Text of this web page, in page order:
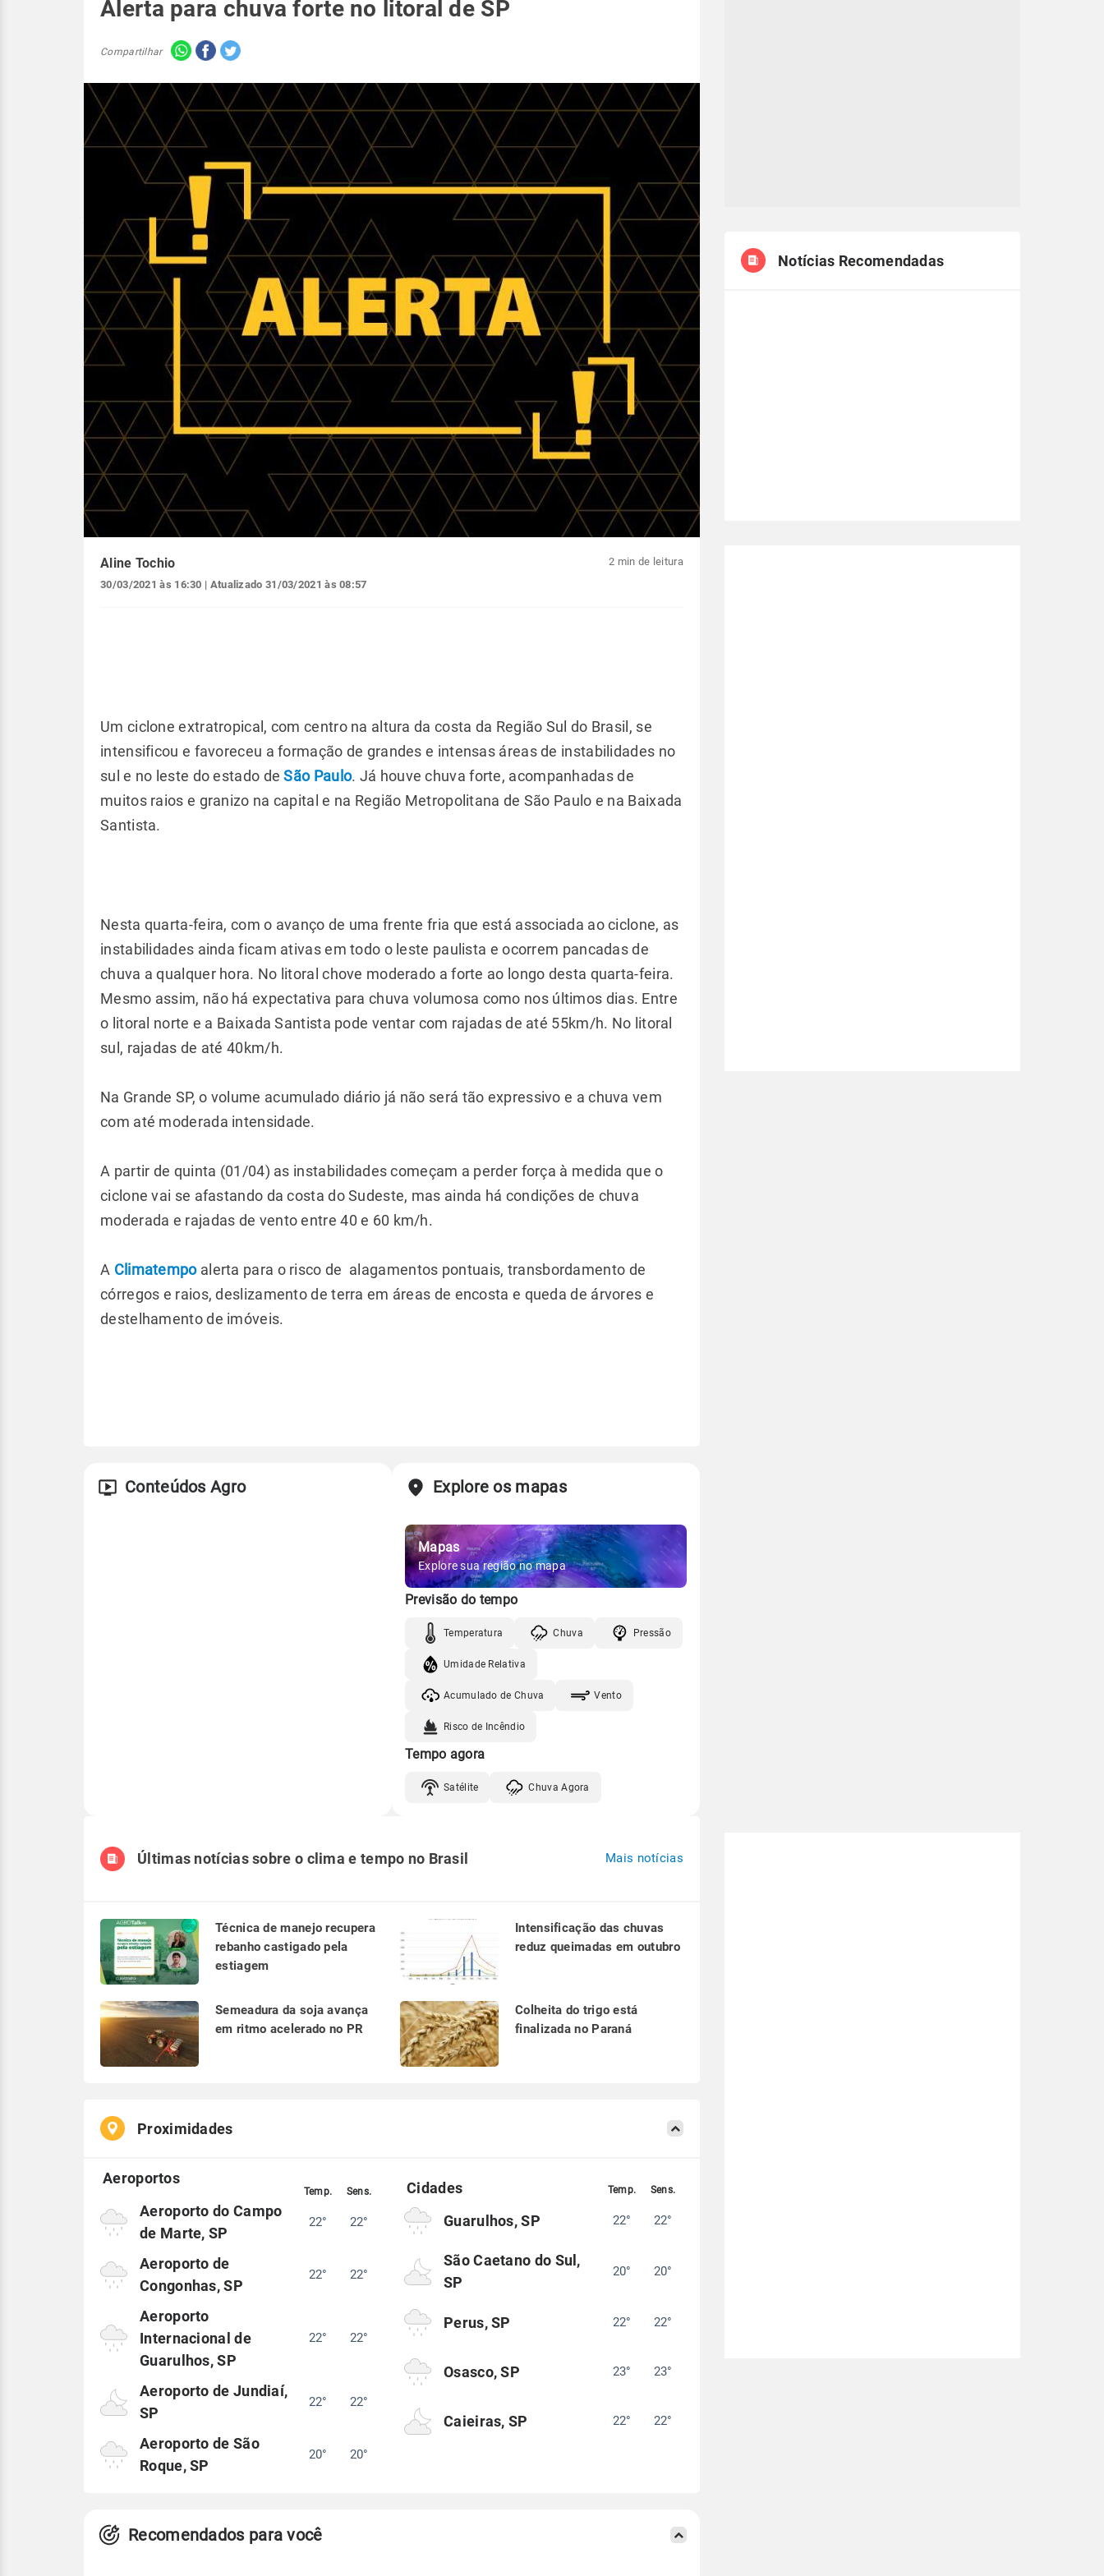
Alerta para chuva forte no litoral de SP
Compartilhar
Aline Tochio
30/03/2021 às 16:30 | Atualizado 31/03/2021 às 08:57
2 min de leitura
Um ciclone extratropical, com centro na altura da costa da Região Sul do Brasil, se
intensificou e favoreceu a formação de grandes e intensas áreas de instabilidades no
sul e no leste do estado deSão Paulo. Já houve chuva forte, acompanhadas de
muitos raios e granizo na capital e na Região Metropolitana de São Paulo e na Baixada
Santista.
Nesta quarta-feira, com o avanço de uma frente fria que está associada ao ciclone, as
instabilidades ainda ficam ativas em todo o leste paulista e ocorrem pancadas de
chuva a qualquer hora. No litoral chove moderado a forte ao longo desta quarta-feira.
Mesmo assim, não há expectativa para chuva volumosa como nos últimos dias. Entre
o litoral norte e a Baixada Santista pode ventar com rajadas de até 55km/h. No litoral
sul, rajadas de até 40km/h.
Na Grande SP, o volume acumulado diário já não será tão expressivo e a chuva vem
com até moderada intensidade.
A partir de quinta (01/04) as instabilidades começam a perder força à medida que o
ciclone vai se afastando da costa do Sudeste, mas ainda há condições de chuva
moderada e rajadas de vento entre 40 e 60 km/h.
A Climatempoalerta para o risco de alagamentos pontuais, transbordamento de
córregos e raios, deslizamento de terra em áreas de encosta e queda de árvores e
destelhamento de imóveis.
Conteúdos Agro Explore os mapas
Mapas
Explore sua região no mapa
Previsão do tempo
Temperatura Chuva Pressão
Umidade Relativa
Acumulado de Chuva Vento
Risco de Incêndio
Tempo agora
Satélite Chuva Agora
Notícias Recomendadas
Últimas notícias sobre o clima e tempo no Brasil Mais notícias
Técnica de manejo recupera
rebanho castigado pela
estiagem
Intensificação das chuvas
reduz queimadas em outubro
Semeadura da soja avança
em ritmo acelerado no PR
Colheita do trigo está
finalizada no Paraná
Proximidades
Aeroporto do Campo
de Marte, SP
22° 22°
Aeroporto de
Congonhas, SP
22° 22°
Aeroporto
Internacional de
Guarulhos, SP
22° 22°
Aeroporto de Jundiaí,
SP
22° 22°
Aeroporto de São
Roque, SP
20° 20°
Guarulhos, SP 22° 22°
São Caetano do Sul,
SP
20° 20°
Perus, SP 22° 22°
Osasco, SP 23° 23°
Caieiras, SP 22° 22°
Recomendados para você